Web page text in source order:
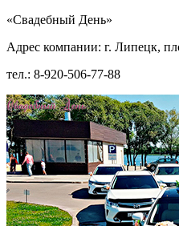
«Свадебный День»
Адрес компании: г. Липецк,
тел.: 8-920-506-77-88